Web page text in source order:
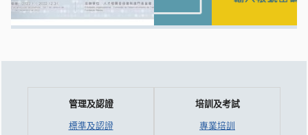
管理及認證
標準及認證
培訓及考試
專業培訓